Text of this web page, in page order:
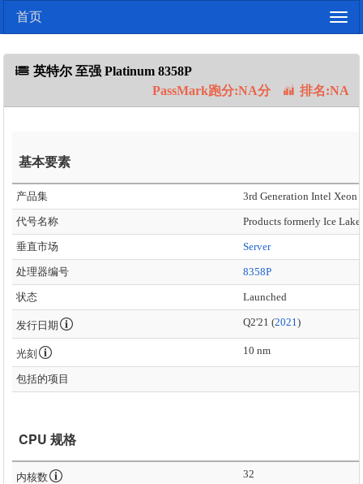
首页
英特尔 至强 Platinum 8358P
PassMark跑分:NA分
排名:NA
基本要素
产品集 3rd Generation Intel Xeon
代号名称 Products formerly Ice Lake
垂直市场 Server
处理器编号 8358P
状态 Launched
发行日期 Q2'21 (2021)
光刻 10 nm
包括的项目
CPU 规格
内核数 32